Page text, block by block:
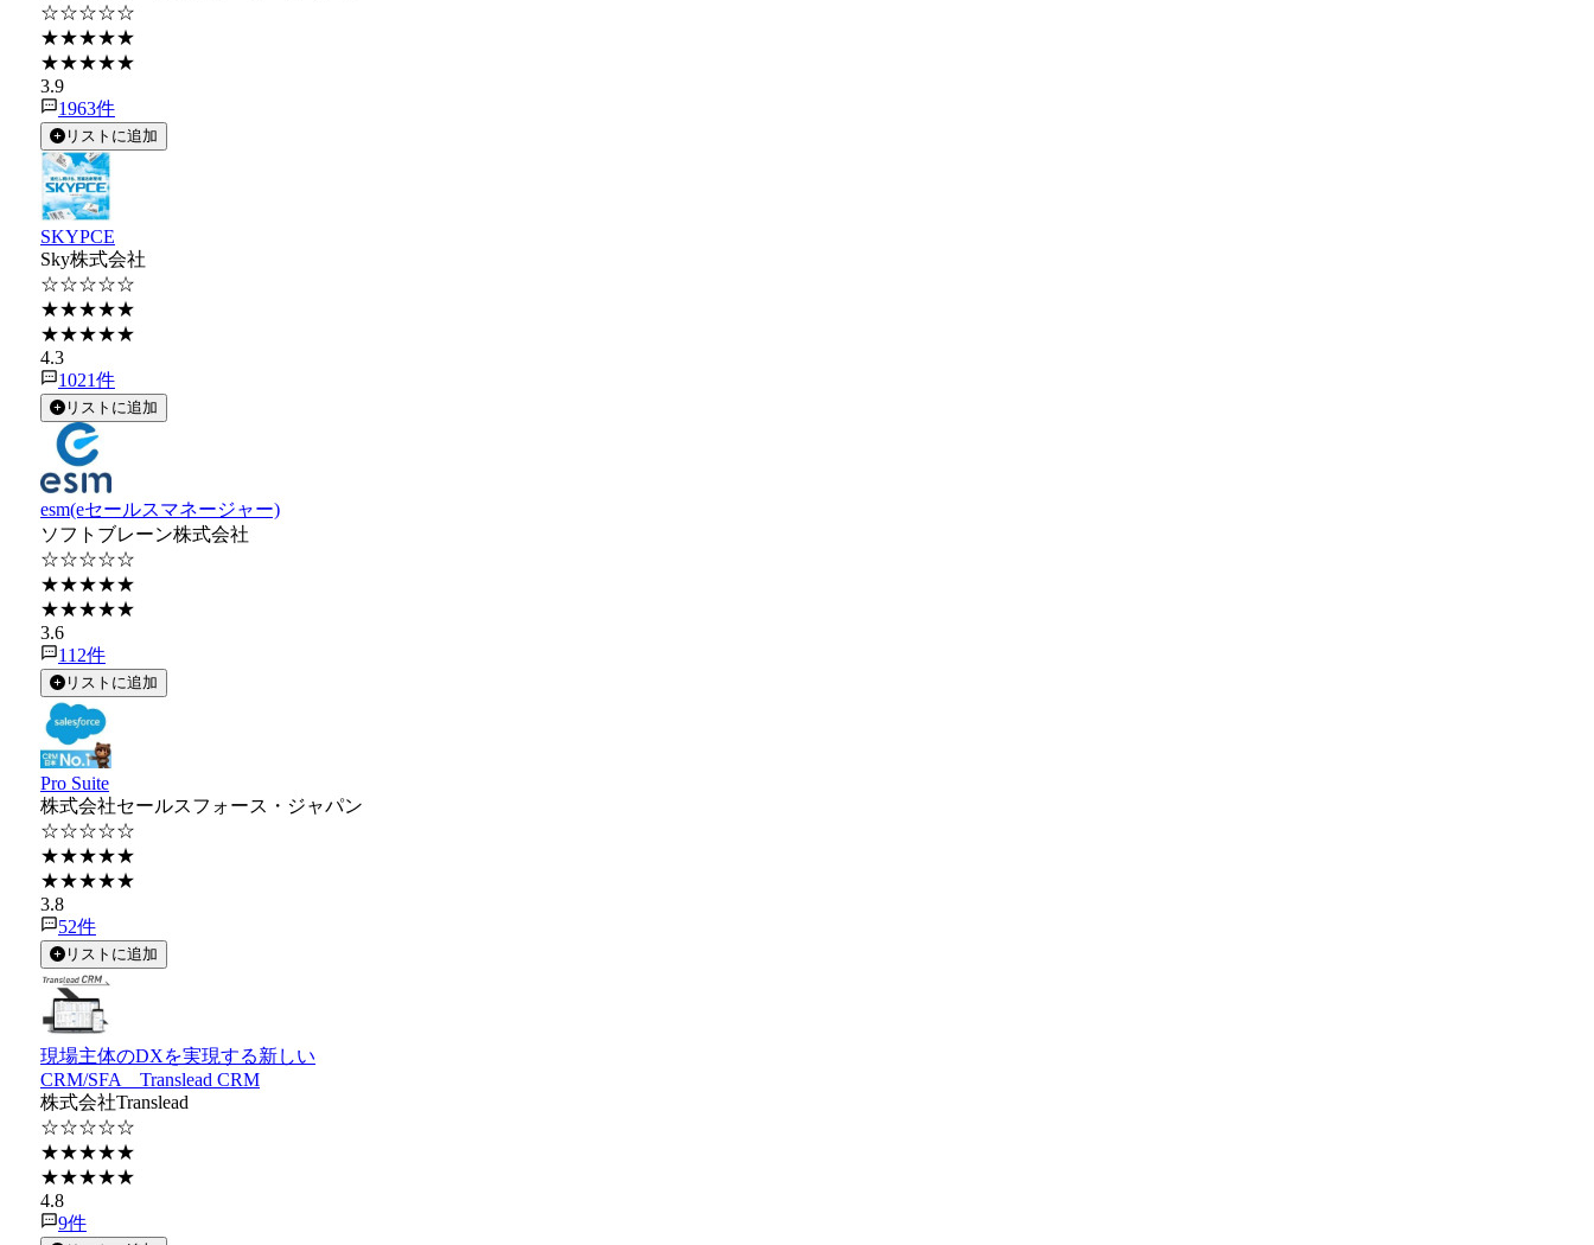
☆☆☆☆☆
★★★★★
★★★★★
3.9
1963件
リストに追加
SKYPCE
Sky株式会社
☆☆☆☆☆
★★★★★
★★★★★
4.3
1021件
リストに追加
esm(eセールスマネージャー)
ソフトブレーン株式会社
☆☆☆☆☆
★★★★★
★★★★★
3.6
112件
リストに追加
Pro Suite
株式会社セールスフォース・ジャパン
☆☆☆☆☆
★★★★★
★★★★★
3.8
52件
リストに追加
現場主体のDXを実現する新しい
CRM/SFA Translead CRM
株式会社Translead
☆☆☆☆☆
★★★★★
★★★★★
4.8
9件